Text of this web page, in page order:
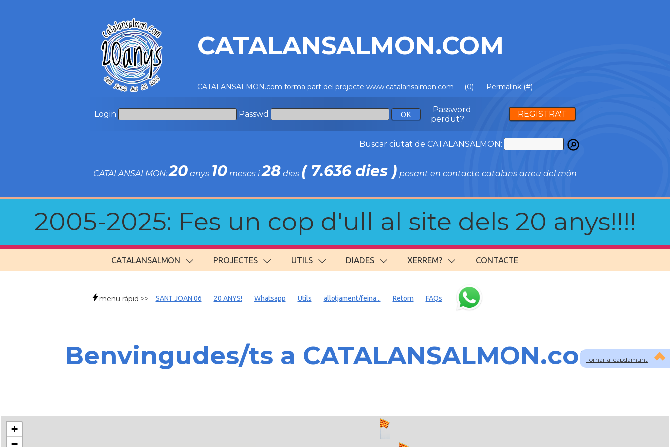
CATALANSALMON.COM
CATALANSALMON.com forma part del projecte www.catalansalmon.com - (0) - Permalink (#)
Login Passwd
Password
perdut?
REGISTRA'T
Buscar ciutat de CATALANSALMON:
CATALANSALMON:20 anys 10 mesos i28 dies ( 7.636 dies ) posant en contacte catalans arreu del món
2005-2025: Fes un cop d'ull al site dels 20 anys!!!!
CATALANSALMON PROJECTES UTILS DIADES XERREM? CONTACTE
Tornar al capdamunt
menu ràpid >> SANT JOAN 06 20 ANYS! Whatsapp Utils allotjament/feina... Retorn FAQs
Benvingudes/ts a CATALANSALMON.com
+
−